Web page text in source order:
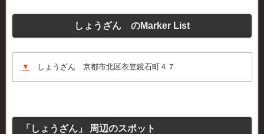
しょうざん のMarker List
▼ しょうざん 京都市北区衣笠鏡石町４７
「しょうざん」 周辺のスポット